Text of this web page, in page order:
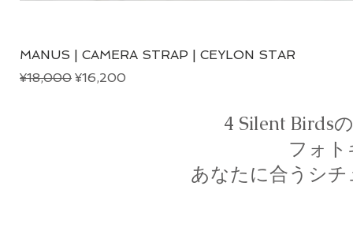
MANUS | CAMERA STRAP | CEYLON STAR
Regular Price
¥18,000 Sale Price
¥16,200
4 Silent Birds
フォ
あなたに合うシ